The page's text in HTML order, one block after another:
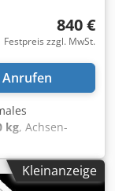
840 €
Festpreis zzgl. MwSt.
Anrufen
kg, Achsen-
1.100 mm,
Kleinanzeige